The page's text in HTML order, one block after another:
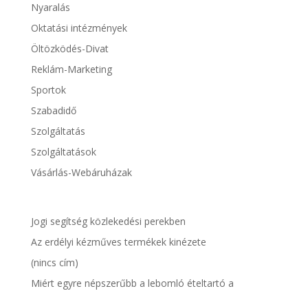
Nyaralás
Oktatási intézmények
Öltözködés-Divat
Reklám-Marketing
Sportok
Szabadidő
Szolgáltatás
Szolgáltatások
Vásárlás-Webáruházak
Jogi segítség közlekedési perekben
Az erdélyi kézműves termékek kinézete
(nincs cím)
Miért egyre népszerűbb a lebomló ételtartó a